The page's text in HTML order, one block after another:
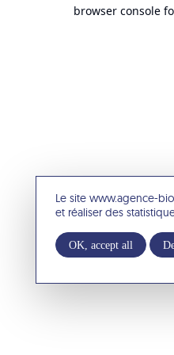
Le site www.agence-
et réaliser des
OK, accept all
browser console